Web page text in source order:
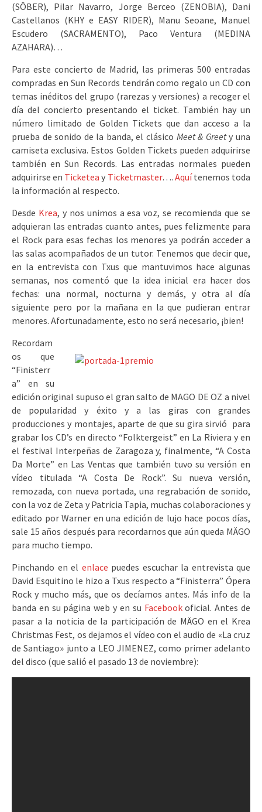
(SÔBER), Pilar Navarro, Jorge Berceo (ZENOBIA), Dani
Castellanos (KHY e EASY RIDER), Manu Seoane, Manuel
Escudero (SACRAMENTO), Paco Ventura (MEDINA
AZAHARA)…
Para este concierto de Madrid, las primeras 500 entradas
compradas en Sun Records tendrán como regalo un CD con
temas inéditos del grupo (rarezas y versiones) a recoger el
día del concierto presentando el ticket. También hay un
número limitado de Golden Tickets que dan acceso a la
prueba de sonido de la banda, el clásico Meet & Greety una
camiseta exclusiva. Estos Golden Tickets pueden adquirirse
también en Sun Records. Las entradas normales pueden
adquirirse en Ticketeay Ticketmaster…. Aquítenemos toda
la información al respecto.
Desde Krea, y nos unimos a esa voz, se recomienda que se
adquieran las entradas cuanto antes, pues felizmente para
el Rock para esas fechas los menores ya podrán acceder a
las salas acompañados de un tutor. Tenemos que decir que,
en la entrevista con Txus que mantuvimos hace algunas
semanas, nos comentó que la idea inicial era hacer dos
fechas: una normal, nocturna y demás, y otra al día
siguiente pero por la mañana en la que pudieran entrar
menores. Afortunadamente, esto no será necesario, ¡bien!
Recordam
os que
“Finisterr
a” en su
edición original supuso el gran salto de MAGO DE OZ a nivel
de popularidad y éxito y a las giras con grandes
producciones y montajes, aparte de que su gira sirvió para
grabar los CD’s en directo “Folktergeist” en La Riviera y en
el festival Interpeñas de Zaragoza y, finalmente, “A Costa
Da Morte” en Las Ventas que también tuvo su versión en
vídeo titulada “A Costa De Rock”. Su nueva versión,
remozada, con nueva portada, una regrabación de sonido,
con la voz de Zeta y Patricia Tapia, muchas colaboraciones y
editado por Warner en una edición de lujo hace pocos días,
sale 15 años después para recordarnos que aún queda MÄGO
para mucho tiempo.
Pinchando en el enlace puedes escuchar la entrevista que
David Esquitino le hizo a Txus respecto a “Finisterra” Ópera
Rock y mucho más, que os decíamos antes. Más info de la
banda en su página web y en su Facebookoficial. Antes de
pasar a la noticia de la participación de MÄGO en el Krea
Christmas Fest, os dejamos el vídeo con el audio de «La cruz
de Santiago» junto a LEO JIMENEZ, como primer adelanto
del disco (que salió el pasado 13 de noviembre):